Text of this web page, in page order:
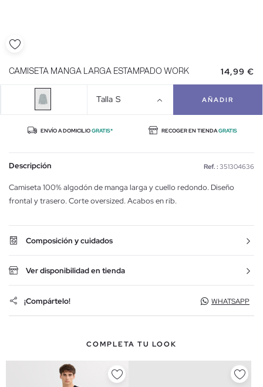
CAMISETA MANGA LARGA ESTAMPADO WORK 14,99 €
Talla S AÑADIR
ENVÍO A DOMICILIOGRATIS* RECOGER EN TIENDAGRATIS
Descripción Ref. : 351304636
Camiseta 100% algodón de manga larga y cuello redondo. Diseño
frontal y trasero. Corte oversized. Acabos en rib.
Composición y cuidados
Ver disponibilidad en tienda
¡Compártelo! WHATSAPP
COMPLETA TU LOOK